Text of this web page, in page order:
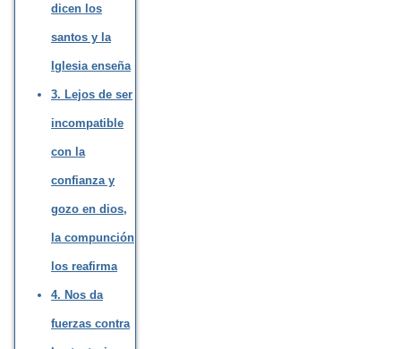
dicen los
santos y la
Iglesia enseña
3. Lejos de ser
incompatible
con la
confianza y
gozo en dios,
la compunción
los reafirma
4. Nos da
fuerzas contra